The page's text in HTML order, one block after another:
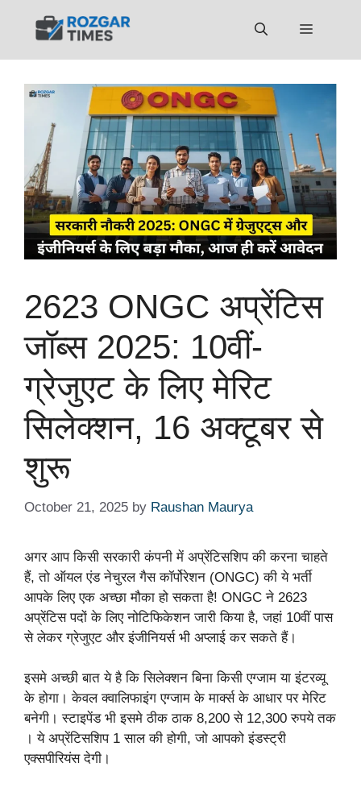
Menu
2623 ONGC अप्रेंटिस
जॉब्स 2025: 10वीं-
ग्रेजुएट के लिए मेरिट
सिलेक्शन, 16 अक्टूबर से
शुरू
October 21, 2025 by Raushan Maurya
अगर आप किसी सरकारी कंपनी में अप्रेंटिसशिप की करना चाहते
हैं, तो ऑयल एंड नेचुरल गैस कॉर्पोरेशन (ONGC) की ये भर्ती
आपके लिए एक अच्छा मौका हो सकता है! ONGC ने 2623
अप्रेंटिस पदों के लिए नोटिफिकेशन जारी किया है, जहां 10वीं पास
से लेकर ग्रेजुएट और इंजीनियर्स भी अप्लाई कर सकते हैं।
इसमे अच्छी बात ये है कि सिलेक्शन बिना किसी एग्जाम या इंटरव्यू
के होगा। केवल क्वालिफाइंग एग्जाम के मार्क्स के आधार पर मेरिट
बनेगी। स्टाइपेंड भी इसमे ठीक ठाक 8,200 से 12,300 रुपये तक
। ये अप्रेंटिसशिप 1 साल की होगी, जो आपको इंडस्ट्री
एक्सपीरियंस देगी।